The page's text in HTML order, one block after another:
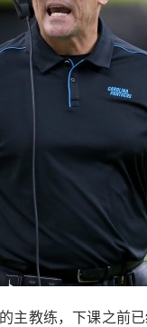
主教练，下课之前